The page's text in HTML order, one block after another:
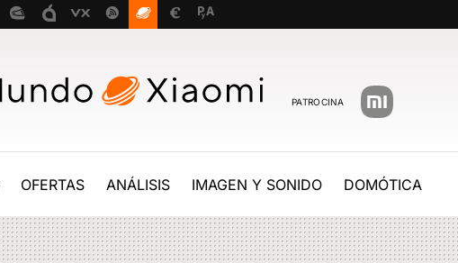
PATROCINA
OFERTAS ANÁLISIS IMAGEN Y SONIDO DOMÓTICA